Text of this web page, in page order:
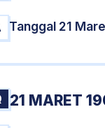
Tanggal 21
21 MARET